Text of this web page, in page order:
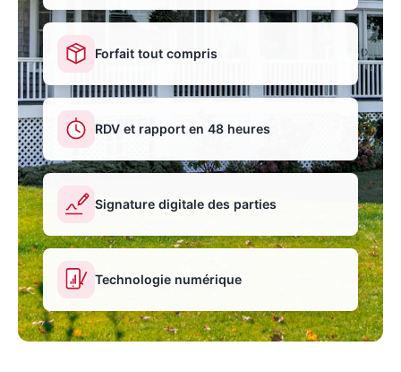
Forfait tout compris
RDV et rapport en 48 heures
Signature digitale des parties
Technologie numérique